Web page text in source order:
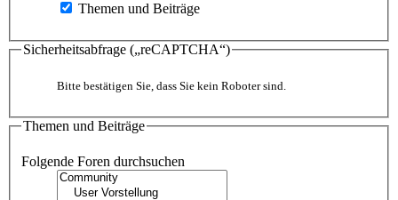
Themen und Beiträge
Sicherheitsabfrage („reCAPTCHA“)
Bitte bestätigen Sie, dass Sie kein Roboter sind.
Themen und Beiträge
Folgende Foren durchsuchen